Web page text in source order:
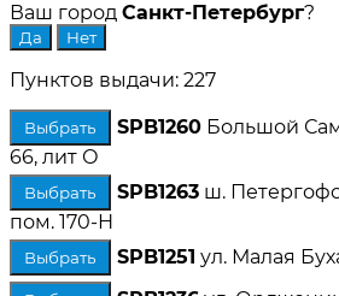
Ваш город Санкт-Петербург?
Пунктов выдачи: 227
Выбрать SPB1260 Большой
66, лит О
Выбрать SPB1263 ш.
пом. 170-Н
Выбрать SPB1251 ул. Малая